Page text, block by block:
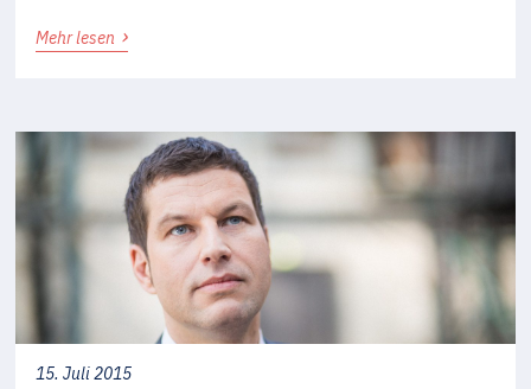
Mehr lesen ›
15. Juli 2015